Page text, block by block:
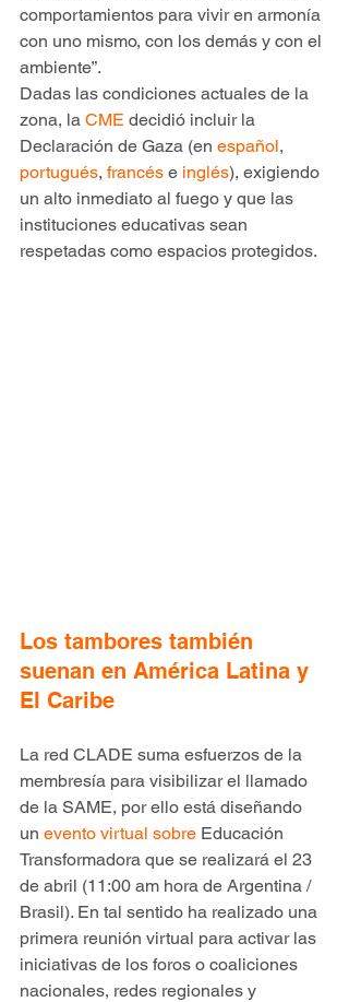
comportamientos para vivir en armonía
con uno mismo, con los demás y con el
ambiente”.
Dadas las condiciones actuales de la
zona, la CME decidió incluir la
Declaración de Gaza (en español,
portugués, francés e inglés), exigiendo
un alto inmediato al fuego y que las
instituciones educativas sean
respetadas como espacios protegidos.
Los tambores también
suenan en América Latina y
El Caribe
La red CLADE suma esfuerzos de la
membresía para visibilizar el llamado
de la SAME, por ello está diseñando
un evento virtual sobre Educación
Transformadora que se realizará el 23
de abril (11:00 am hora de Argentina /
Brasil). En tal sentido ha realizado una
primera reunión virtual para activar las
iniciativas de los foros o coaliciones
nacionales, redes regionales y